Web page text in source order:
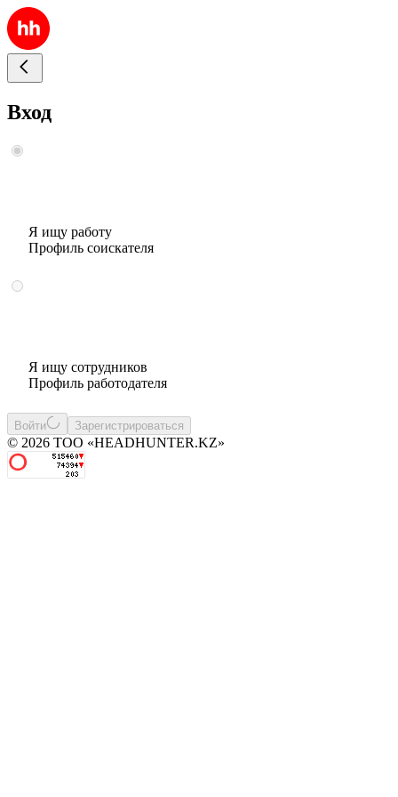
Вход
Я ищу работу
Профиль соискателя
Я ищу сотрудников
Профиль работодателя
Войти Зарегистрироваться
© 2026 ТОО «HEADHUNTER.KZ»